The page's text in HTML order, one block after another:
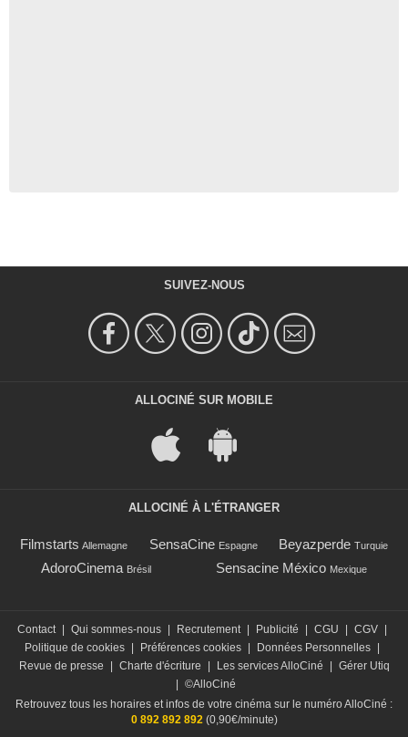
SUIVEZ-NOUS
ALLOCINÉ SUR MOBILE
ALLOCINÉ À L'ÉTRANGER
Filmstarts Allemagne SensaCine Espagne Beyazperde Turquie
AdoroCinema Brésil Sensacine México Mexique
Contact Qui sommes-nous Recrutement Publicité CGU CGV
Politique de cookies
Préférences cookies Données Personnelles
Revue de presse
Charte d'écriture Les services AlloCiné
Gérer Utiq
©AlloCiné
Retrouvez tous les horaires et infos de votre cinéma sur le numéro AlloCiné :
0 892 892 892(0,90€/minute)